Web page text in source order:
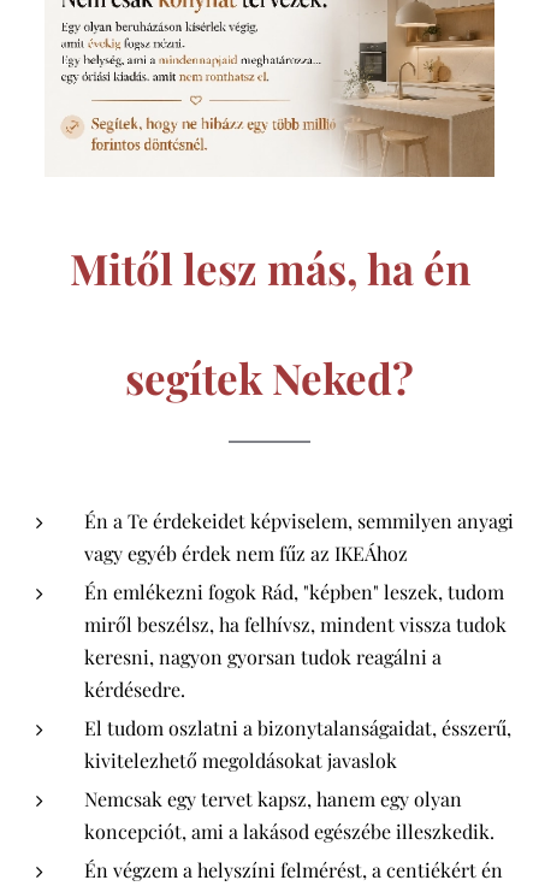
Mitől lesz más, ha én
segítek Neked?
Én a Te érdekeidet képviselem, semmilyen anyagi
vagy egyéb érdek nem fűz az IKEÁhoz
Én emlékezni fogok Rád, "képben" leszek, tudom
miről beszélsz, ha felhívsz, mindent vissza tudok
keresni, nagyon gyorsan tudok reagálni a
kérdésedre.
El tudom oszlatni a bizonytalanságaidat, ésszerű,
kivitelezhető megoldásokat javaslok
Nemcsak egy tervet kapsz, hanem egy olyan
koncepciót, ami a lakásod egészébe illeszkedik.
Én végzem a helyszíni felmérést, a centiékért én